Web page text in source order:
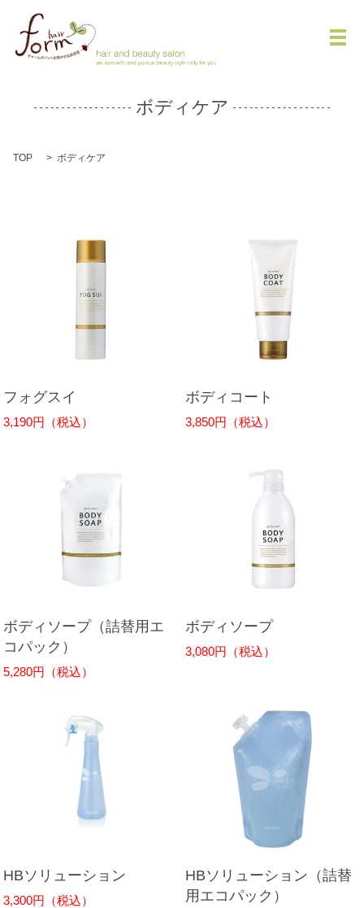
メ
ボディケア
TOP ボディケア
フォグスイ
3,190円（税込）
ボディコート
3,850円（税込）
ボディソープ（詰替用エ
コパック）
5,280円（税込）
ボディソープ
3,080円（税込）
HBソリューション
3,300円（税込）
HBソリューション（詰替
用エコパック）